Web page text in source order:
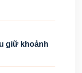
giữ khoảnh